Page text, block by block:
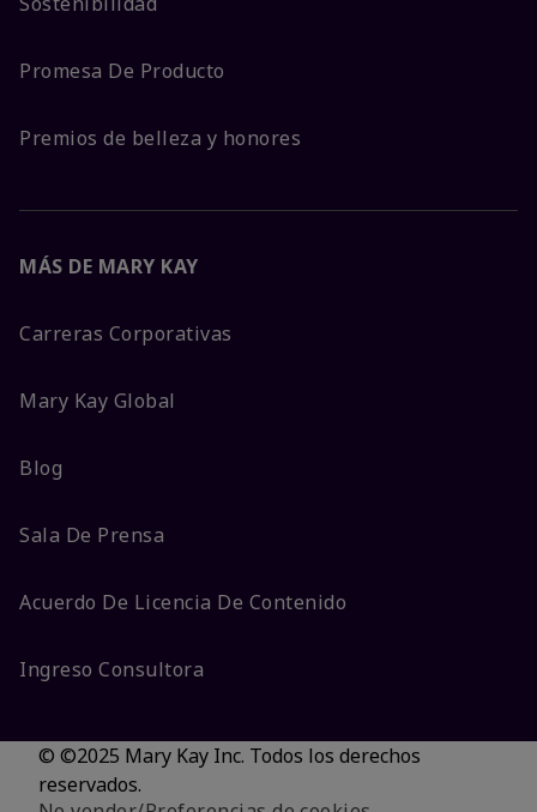
Promesa De Producto
Premios de belleza y honores
MÁS DE MARY KAY
Carreras Corporativas
Mary Kay Global
Blog
Sala De Prensa
Acuerdo De Licencia De Contenido
Ingreso Consultora
© ©2025 Mary Kay Inc. Todos los derechos
reservados.